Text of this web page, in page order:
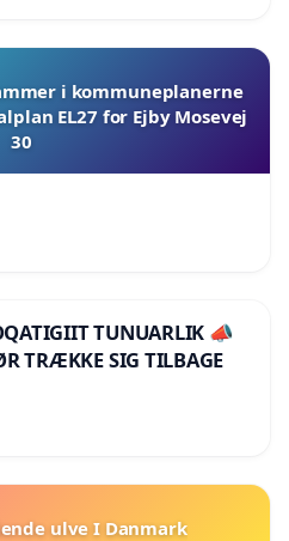
i kommuneplanerne
EL27 for Ejby Mosevej
30
TUNUARLIK 📣
TRÆKKE SIG TILBAGE
ulve I Danmark